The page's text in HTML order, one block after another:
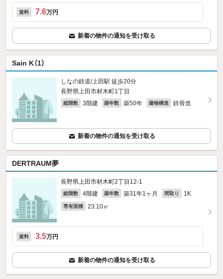
賃料 7.6万円
新着の物件の通知を受け取る
Sain K（1）
しなの鉄道/上田駅 徒歩20分
長野県上田市材木町1丁目
総階数 3階建 築年数 築50年 建物構造 鉄骨造
新着の物件の通知を受け取る
DERTRAUM夢
長野県上田市材木町2丁目12-1
総階数 4階建 築年数 築31年1ヶ月 間取り 1K
専有面積 23.10㎡
賃料 3.5万円
新着の物件の通知を受け取る